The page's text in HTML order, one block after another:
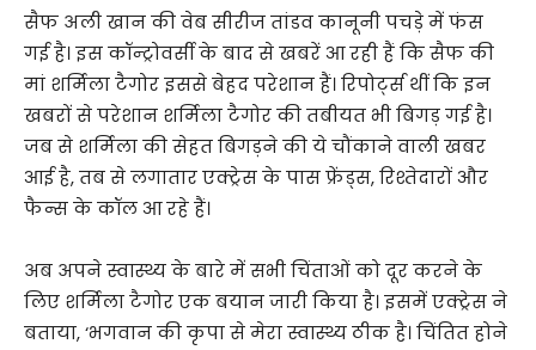
सैफ अली खान की वेब सीरीज तांडव कानूनी पचड़े में फंस
गई है। इस कॉन्ट्रोवर्सी के बाद से खबरें आ रही हैं कि सैफ की
मां शर्मिला टैगोर इससे बेहद परेशान हैं। रिपोर्ट्स थीं कि इन
खबरों से परेशान शर्मिला टैगोर की तबीयत भी बिगड़ गई है।
जब से शर्मिला की सेहत बिगड़ने की ये चौंकाने वाली खबर
आई है, तब से लगातार एक्ट्रेस के पास फ्रेंड्स, रिश्तेदारों और
फैन्स के कॉल आ रहे हैं।
अब अपने स्वास्थ्य के बारे में सभी चिंताओं को दूर करने के
लिए शर्मिला टैगोर एक बयान जारी किया है। इसमें एक्ट्रेस ने
बताया, ‘भगवान की कृपा से मेरा स्वास्थ्य ठीक है। चिंतित होने